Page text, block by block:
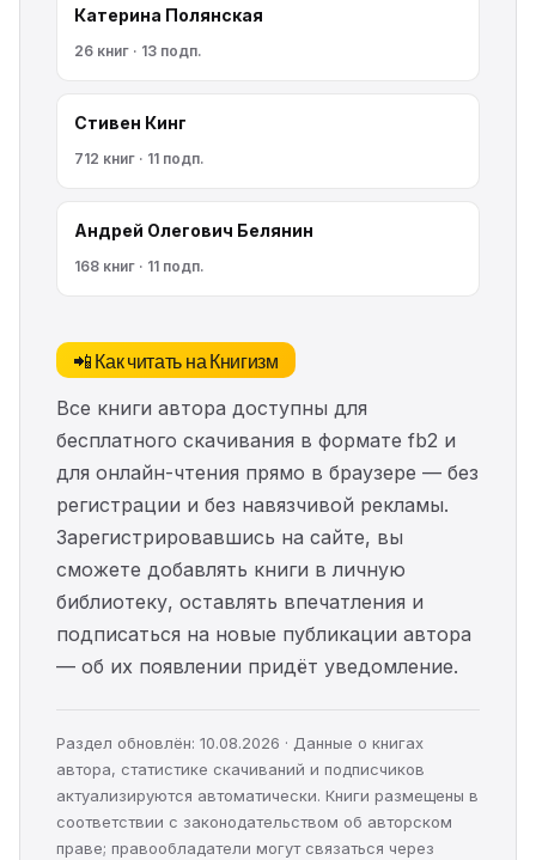
Катерина Полянская
26 книг · 13 подп.
Стивен Кинг
712 книг · 11 подп.
Андрей Олегович Белянин
168 книг · 11 подп.
📲 Как читать на Книгизм
Все книги автора доступны для
бесплатного скачивания в формате fb2 и
для онлайн-чтения прямо в браузере — без
регистрации и без навязчивой рекламы.
Зарегистрировавшись на сайте, вы
сможете добавлять книги в личную
библиотеку, оставлять впечатления и
подписаться на новые публикации автора
— об их появлении придёт уведомление.
Раздел обновлён: 10.08.2026 · Данные о книгах
автора, статистике скачиваний и подписчиков
актуализируются автоматически. Книги размещены в
соответствии с законодательством об авторском
праве; правообладатели могут связаться через